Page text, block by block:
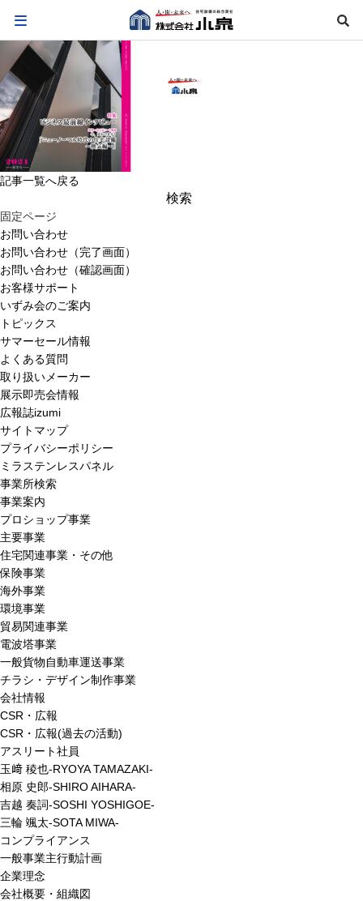
記事一覧へ戻る
索:
固定ページ
お問い合わせ
お問い合わせ（完了画面）
お問い合わせ（確認画面）
お客様サポート
いずみ会のご案内
トピックス
サマーセール情報
よくある質問
取り扱いメーカー
展示即売会情報
広報誌izumi
サイトマップ
プライバシーポリシー
ミラステンレスパネル
事業所検索
事業案内
プロショップ事業
主要事業
住宅関連事業・その他
保険事業
海外事業
環境事業
貿易関連事業
電波塔事業
一般貨物自動車運送事業
チラシ・デザイン制作事業
会社情報
CSR・広報
CSR・広報(過去の活動)
アスリート社員
玉﨑 稜也-RYOYA TAMAZAKI-
相原 史郎-SHIRO AIHARA-
吉越 奏詞-SOSHI YOSHIGOE-
三輪 颯太-SOTA MIWA-
コンプライアンス
一般事業主行動計画
企業理念
会社概要・組織図